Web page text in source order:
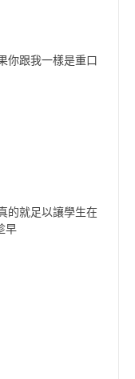
你跟我一樣是重口
的就足以讓學生在
早